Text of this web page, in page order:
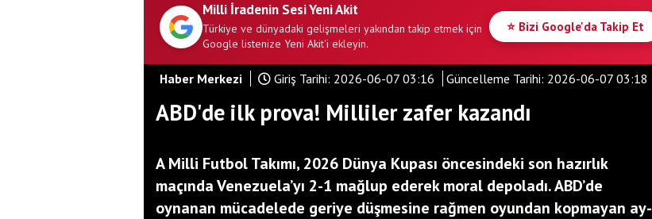
Milli İradenin Sesi Yeni Akit
Türkiye ve dünyadaki gelişmeleri yakından takip etmek için
Google listenize Yeni Akit'i ekleyin.
⭐ Bizi Google'da Takip Et
Haber Merkezi Giriş Tarihi: 2026-06-07 03:16 Güncelleme Tarihi: 2026-06-07 03:18
ABD'de ilk prova! Milliler zafer kazandı
A Milli Futbol Takımı, 2026 Dünya Kupası öncesindeki son hazırlık
maçında Venezuela’yı 2-1 mağlup ederek moral depoladı. ABD’de
oynanan mücadelede geriye düşmesine rağmen oyundan kopmayan ay-